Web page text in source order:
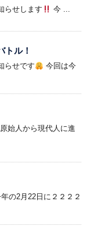
らせします 今 ...
トル！
らせです
今回は今
始人から現代人に進
の2月22日に２２２２